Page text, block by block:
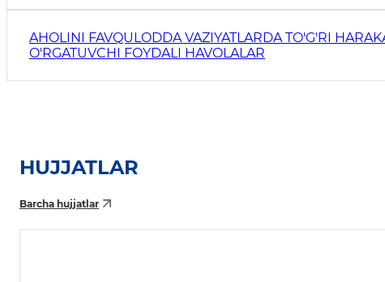
AHOLINI FAVQULODDA VAZIYATLARDA TO'G'RI
O'RGATUVCHI FOYDALI HAVOLALAR
HUJJATLAR
Barcha hujjatlar